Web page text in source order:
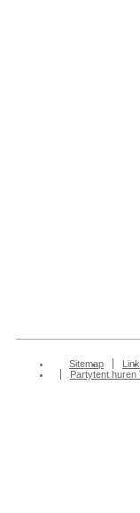
Sitemap
Partytent huren